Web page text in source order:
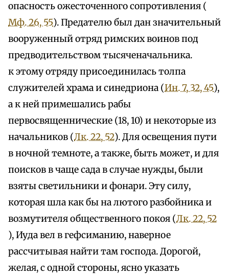
опасность ожесточенного сопротивления (
Мф. 26, 55). Предателю был дан значительный
вооруженный отряд римских воинов под
предводительством тысяченачальника.
к этому отряду присоединилась толпа
служителей храма и синедриона (Ин. 7, 32, 45),
а к ней примешались рабы
первосвященнические (18, 10) и некоторые из
начальников (Лк. 22, 52). Для освещения пути
в ночной темноте, а также, быть может, и для
поисков в чаще сада в случае нужды, были
взяты светильники и фонари. Эту силу,
которая шла как бы на лютого разбойника и
возмутителя общественного покоя (Лк. 22, 52
), Иуда вел в гефсиманию, наверное
рассчитывая найти там господа. Дорогой,
желая, с одной стороны, ясно указать